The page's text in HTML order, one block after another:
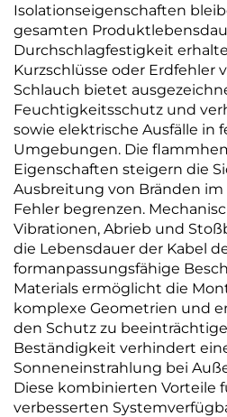
Isolationseigenschaften
gesamten
Durchschlagfestigkeit
Kurzschlüsse oder Erdfehler
Schlauch bietet
Feuchtigkeitsschutz und
sowie elektrische Ausfälle in
Umgebungen. Die
Eigenschaften steigern die
Ausbreitung von Bränden im
Fehler begrenzen.
Vibrationen, Abrieb und
die Lebensdauer der Kabel
formanpassungsfähige
Materials ermöglicht die
komplexe Geometrien und
den Schutz zu
Beständigkeit verhindert
Sonneneinstrahlung bei
Diese kombinierten Vorteile
verbesserten